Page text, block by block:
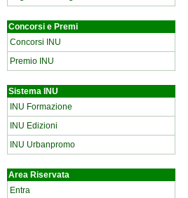
Concorsi e Premi
Concorsi INU
Premio INU
Sistema INU
INU Formazione
INU Edizioni
INU Urbanpromo
Area Riservata
Entra